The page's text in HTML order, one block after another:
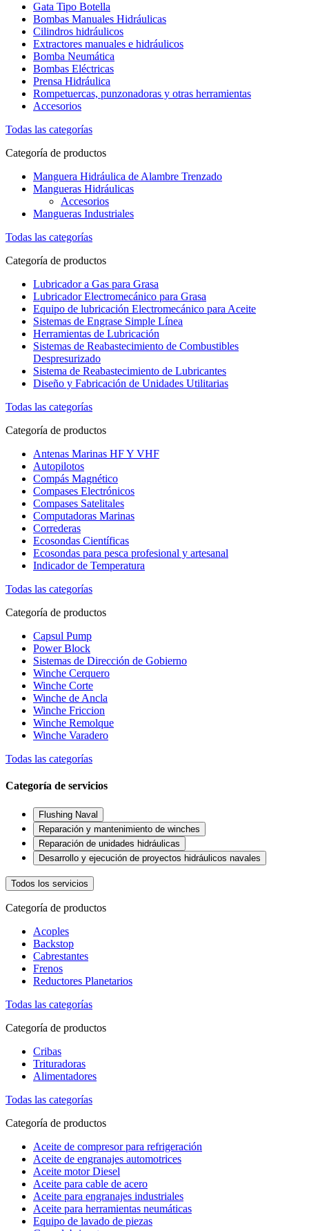
Gata Tipo Botella
Bombas Manuales Hidráulicas
Cilindros hidráulicos
Extractores manuales e hidráulicos
Bomba Neumática
Bombas Eléctricas
Prensa Hidráulica
Rompetuercas, punzonadoras y otras herramientas
Accesorios
Todas las categorías
Categoría de productos
Manguera Hidráulica de Alambre Trenzado
Mangueras Hidráulicas
Accesorios
Mangueras Industriales
Todas las categorías
Categoría de productos
Lubricador a Gas para Grasa
Lubricador Electromecánico para Grasa
Equipo de lubricación Electromecánico para Aceite
Sistemas de Engrase Simple Línea
Herramientas de Lubricación
Sistemas de Reabastecimiento de Combustibles
Despresurizado
Sistema de Reabastecimiento de Lubricantes
Diseño y Fabricación de Unidades Utilitarias
Todas las categorías
Categoría de productos
Antenas Marinas HF Y VHF
Autopilotos
Compás Magnético
Compases Electrónicos
Compases Satelitales
Computadoras Marinas
Correderas
Ecosondas Científicas
Ecosondas para pesca profesional y artesanal
Indicador de Temperatura
Todas las categorías
Categoría de productos
Capsul Pump
Power Block
Sistemas de Dirección de Gobierno
Winche Cerquero
Winche Corte
Winche de Ancla
Winche Friccion
Winche Remolque
Winche Varadero
Todas las categorías
Categoría de servicios
Flushing Naval
Reparación y mantenimiento de winches
Reparación de unidades hidráulicas
Desarrollo y ejecución de proyectos hidráulicos navales
Todos los servicios
Categoría de productos
Acoples
Backstop
Cabrestantes
Frenos
Reductores Planetarios
Todas las categorías
Categoría de productos
Cribas
Trituradoras
Alimentadores
Todas las categorías
Categoría de productos
Aceite de compresor para refrigeración
Aceite de engranajes automotrices
Aceite motor Diesel
Aceite para cable de acero
Aceite para engranajes industriales
Aceite para herramientas neumáticas
Equipo de lavado de piezas